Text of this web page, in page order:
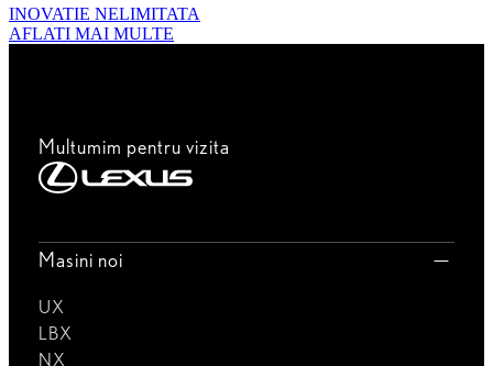
INOVATIE NELIMITATA
AFLATI MAI MULTE
Multumim pentru vizita
Masini noi
UX
LBX
NX